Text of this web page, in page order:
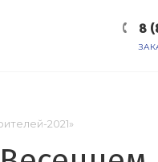
8
2021»